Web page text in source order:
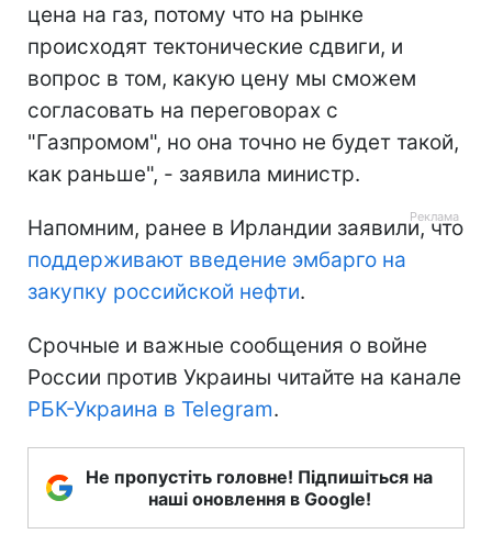
цена на газ, потому что на рынке
происходят тектонические сдвиги, и
вопрос в том, какую цену мы сможем
согласовать на переговорах с
"Газпромом", но она точно не будет такой,
как раньше", - заявила министр.
Напомним, ранее в Ирландии заявили, что
поддерживают введение эмбарго на
закупку российской нефти.
Срочные и важные сообщения о войне
России против Украины читайте на канале
РБК-Украина в Telegram.
Не пропустіть головне! Підпишіться на
наші оновлення в Google!